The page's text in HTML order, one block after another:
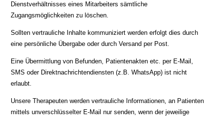
Dienstverhältnisses eines Mitarbeiters sämtliche
Zugangsmöglichkeiten zu löschen.
Sollten vertrauliche Inhalte kommuniziert werden erfolgt dies durch
eine persönliche Übergabe oder durch Versand per Post.
Eine Übermittlung von Befunden, Patientenakten etc. per E-Mail,
SMS oder Direktnachrichtendiensten (z.B. WhatsApp) ist nicht
erlaubt.
Unsere Therapeuten werden vertrauliche Informationen, an Patienten
mittels unverschlüsselter E-Mail nur senden, wenn der jeweilige